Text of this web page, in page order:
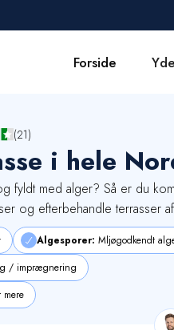
Forside
(21)
i hele
fyldt med alger? Så er du
og efterbehandle terrasser
Algesporer: Mljøgodkendt
/ imprægnering
mere